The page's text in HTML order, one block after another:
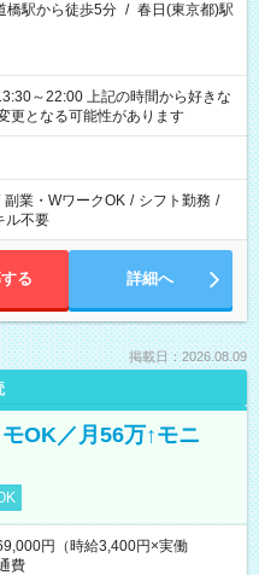
橋駅から徒歩5分 / 春日(東京都)駅
の時間から好きな
更となる可能性があります
副業・WワークOK / シフト勤務 /
ル不要
る 詳細へ
掲載日：2026.08.09
OK／月56万↑モニ
円（時給3,400円×実働
費